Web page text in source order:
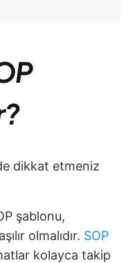
dikkat etmeniz
şablonu,
olmalıdır. SOP
kolayca takip